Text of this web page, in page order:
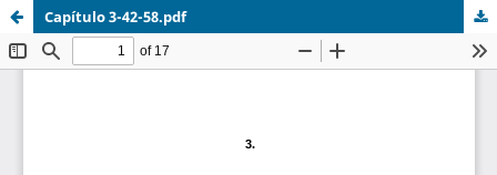
Capítulo 3-42-58.pdf